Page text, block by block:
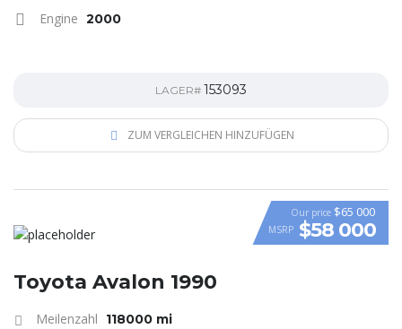
Engine 2000
LAGER# 153093
ZUM VERGLEICHEN HINZUFÜGEN
VIDEO
Our price $65 000
MSRP $58 000
Toyota Avalon 1990
Meilenzahl 118000 mi